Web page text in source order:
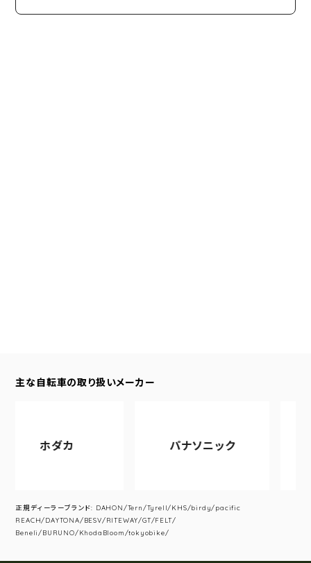
主な自転車の取り扱いメーカー
ホダカ パナソニック
正規ディーラーブランド: DAHON/Tern/Tyrell/KHS/birdy/pacific
REACH/DAYTONA/BESV/RITEWAY/GT/FELT/
Beneli/BURUNO/KhodaBloom/tokyobike/